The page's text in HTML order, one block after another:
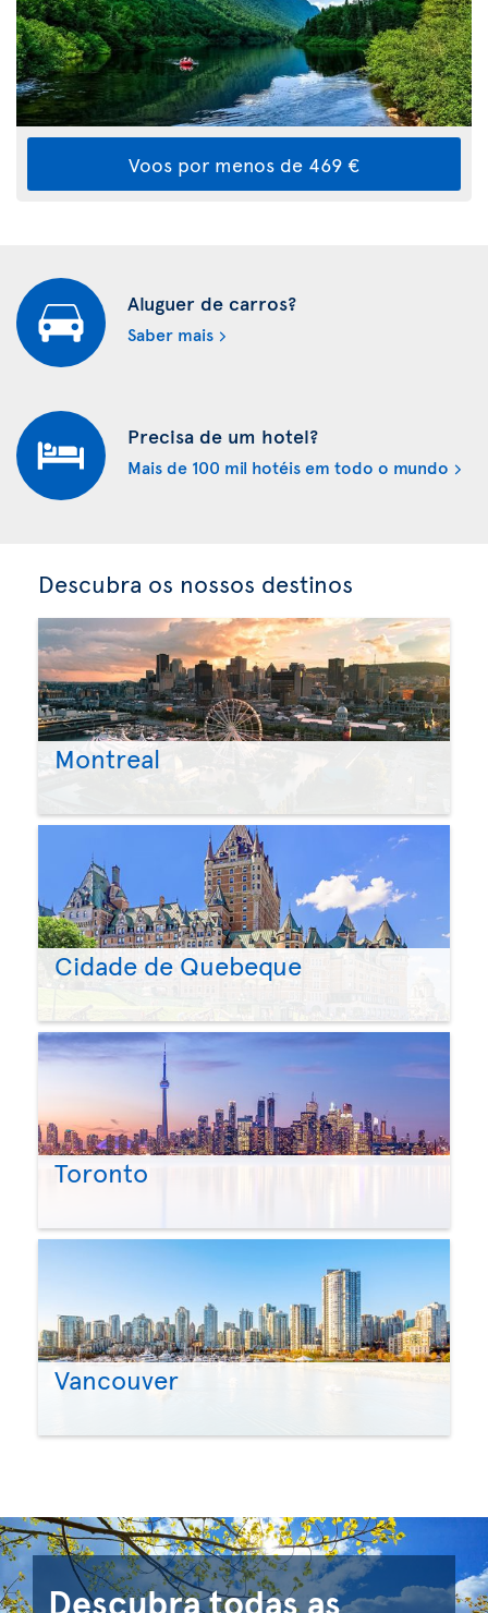
Voos por menos de 469 €
Aluguer de carros?
Saber mais
Precisa de um hotel?
Mais de 100 mil hotéis em todo o mundo
Descubra os nossos destinos
Montreal
Cidade de Quebeque
Toronto
Vancouver
Descubra todas as